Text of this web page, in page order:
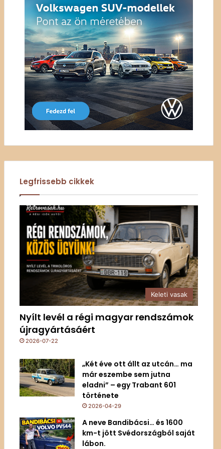
Legfrissebb cikkek
Keleti vasak
Nyílt levél a régi magyar rendszámok
újragyártásáért
2026-07-22
„Két éve ott állt az utcán… ma
már eszembe sem jutna
eladni” – egy Trabant 601
története
2026-04-29
A neve Bandibácsi… és 1600
km-t jött Svédországból saját
lábon.